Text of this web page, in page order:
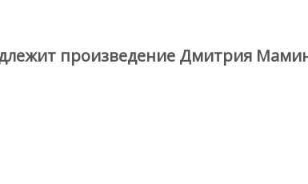
произведение Дмитрия